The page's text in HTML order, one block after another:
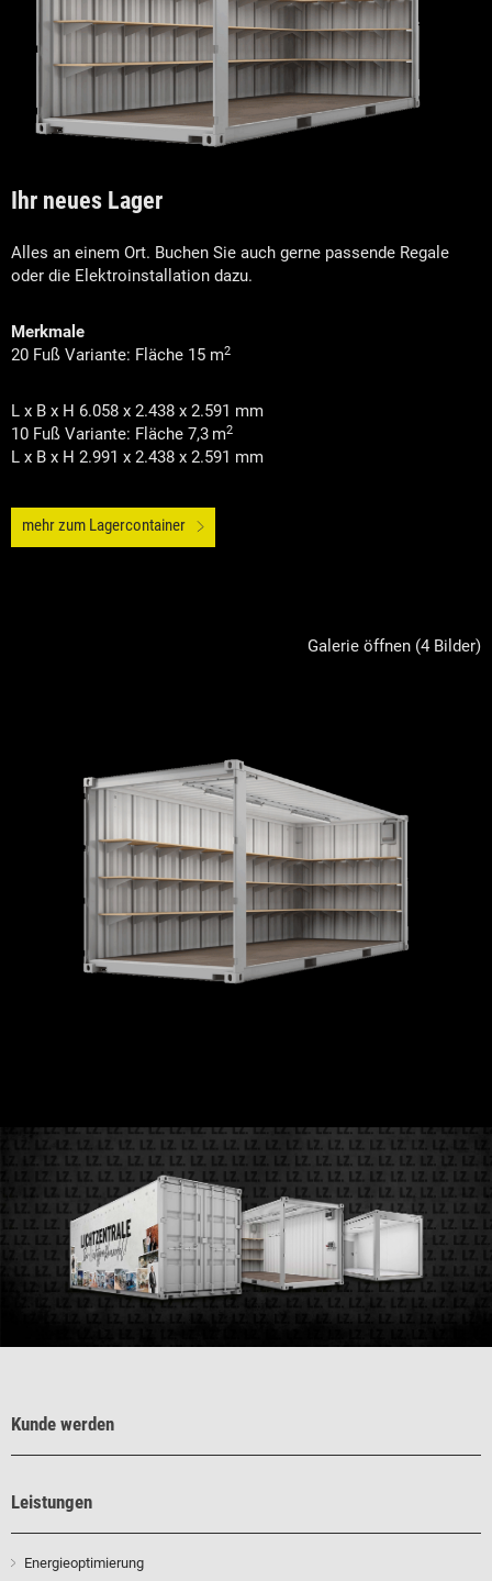
Ihr neues Lager
Alles an einem Ort. Buchen Sie auch gerne passende Regale
oder die Elektroinstallation dazu.
Merkmale
20 Fuß Variante: Fläche 15 m2
L x B x H 6.058 x 2.438 x 2.591 mm
10 Fuß Variante: Fläche 7,3 m2
L x B x H 2.991 x 2.438 x 2.591 mm
mehr zum Lagercontainer
Galerie öffnen (4 Bilder)
Kunde werden
Leistungen
Energieoptimierung